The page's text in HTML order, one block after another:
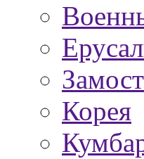
Корея